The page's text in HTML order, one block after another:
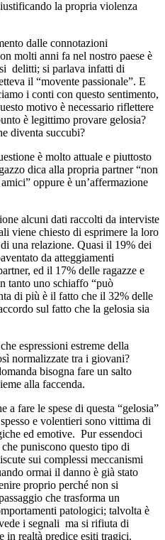
la propria violenza
dalle connotazioni
molti anni fa nel nostro paese è
delitti; si parlava infatti di
il “movente passionale”. E
i conti con questo sentimento,
motivo è necessario riflettere
è legittimo provare gelosia?
diventa succubi?
è molto attuale e piuttosto
dica alla propria partner “non
oppure è un’affermazione
alcuni dati raccolti da interviste
viene chiesto di esprimere la loro
una relazione. Quasi il 19% dei
da atteggiamenti
ed il 17% delle ragazze e
tanto uno schiaffo “può
di più è il fatto che il 32% delle
sul fatto che la gelosia sia
espressioni estreme della
normalizzate tra i giovani?
bisogna fare un salto
alla faccenda.
a fare le spese di questa “gelosia”
e volentieri sono vittima di
ed emotive. Pur essendoci
puniscono questo tipo di
sui complessi meccanismi
ormai il danno è già stato
proprio perché non si
che trasforma un
patologici; talvolta è
i segnali ma si rifiuta di
in realtà predice esiti tragici.